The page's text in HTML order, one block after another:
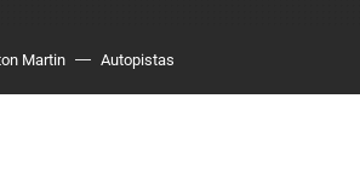
Martin Autopistas